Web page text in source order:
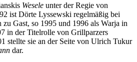
Wesele unter der Regie von
ist Dörte Lyssewski regelmäßig bei
zu Gast, so 1995 und 1996 als Warja in
in der Titelrolle von Grillparzers
stellte sie an der Seite von Ulrich Tukur
dar.